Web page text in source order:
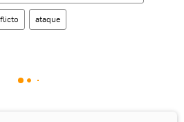
ataque